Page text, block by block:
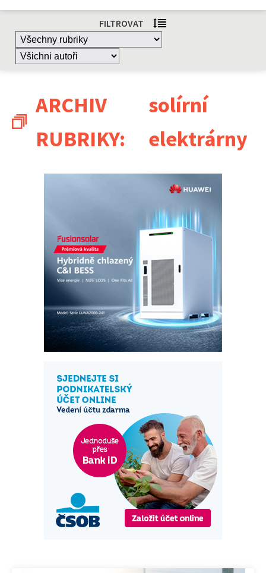
FILTROVAT
ARCHIV
RUBRIKY:
solírní
elektrárny